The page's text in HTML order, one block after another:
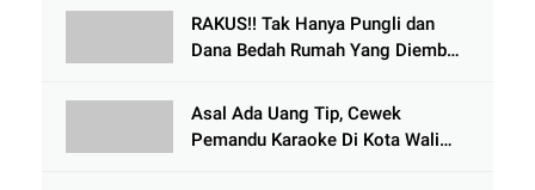
Meninggal Dunia
RAKUS!! Tak Hanya Pungli dan
Dana Bedah Rumah Yang Diembat,
Tlogowungu, di Duga
Selewengkan Bantuan Mushola
Asal Ada Uang Tip, Cewek
Pemandu Karaoke Di Kota Wali